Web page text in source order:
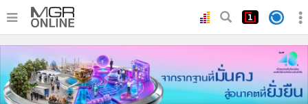
• ทันเหตุการณ์
• ภาคใต้